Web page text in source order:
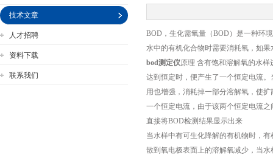
技术文章
人才招聘
资料下载
联系我们
BOD，生化需氧量（BOD）是一种环
水中的有机化合物时需要消耗氧，如
bod测定仪原理 含有饱和溶解氧的水
达到恒定时，便产生了一个恒定电流
用也增强，消耗掉一部分溶解氧，使
一个恒定电流，由于该两个恒定电流
直接将BOD检测结果显示出来
当水样中有可生化降解的有机物时，
散到氧电极表面上的溶解氧减少，当